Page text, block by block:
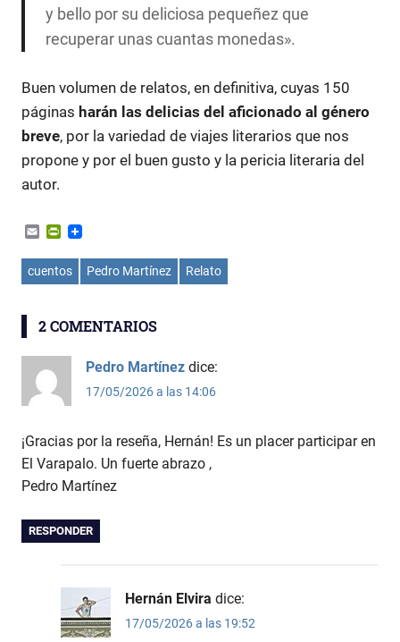
y bello por su deliciosa pequeñez que
recuperar unas cuantas monedas».
Buen volumen de relatos, en definitiva, cuyas 150
páginas harán las delicias del aficionado al género
breve, por la variedad de viajes literarios que nos
propone y por el buen gusto y la pericia literaria del
autor.
EmailPrintFriendly
cuentos Pedro Martínez Relato
2 COMENTARIOS
Pedro Martínez dice:
17/05/2026 a las 14:06
¡Gracias por la reseña, Hernán! Es un placer participar en
El Varapalo. Un fuerte abrazo ,
Pedro Martínez
RESPONDER
Hernán Elvira dice:
17/05/2026 a las 19:52